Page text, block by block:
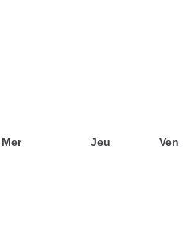
Mer Jeu Ven